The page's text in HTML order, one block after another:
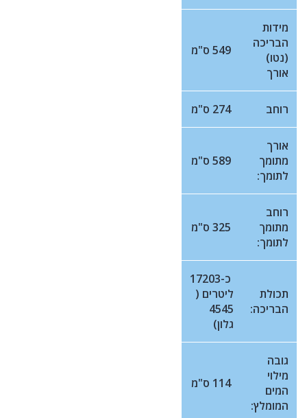
מידות
הבריכה
(נטו)
אורך
רוחב 274 ס"מ
אורך
מתומך
לתומך:
רוחב
מתומך
לתומך:
תכולת
הבריכה:
כ-17203
ליטרים (
4545
גלון)
גובה
מילוי
המים
המומלץ:
114 ס"מ